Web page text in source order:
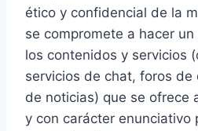
ético y confidencial de la
se compromete a hacer
los contenidos y servicios
servicios de chat, foros de
de noticias) que se ofrece
y con carácter enunciativo